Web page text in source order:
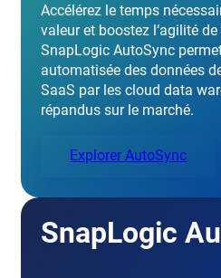
Accélérez le temps
valeur et boostez l‘agilité de
SnapLogic AutoSync
automatisée des données
SaaS par les cloud data
répandus sur le marché.
Explorer AutoSync
SnapLogic